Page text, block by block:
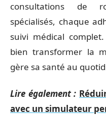
consultations de
spécialisés, chaque
suivi médical
bien transformer la
gère sa santé au
Lire également :
avec un simulateur